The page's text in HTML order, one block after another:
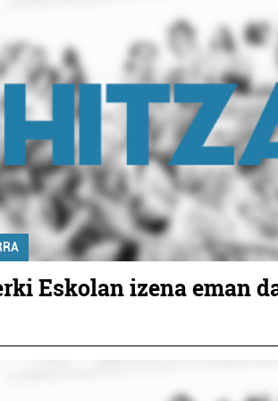
Eskolan izena eman
ERESBIL
EUSKAL
Errenteria-